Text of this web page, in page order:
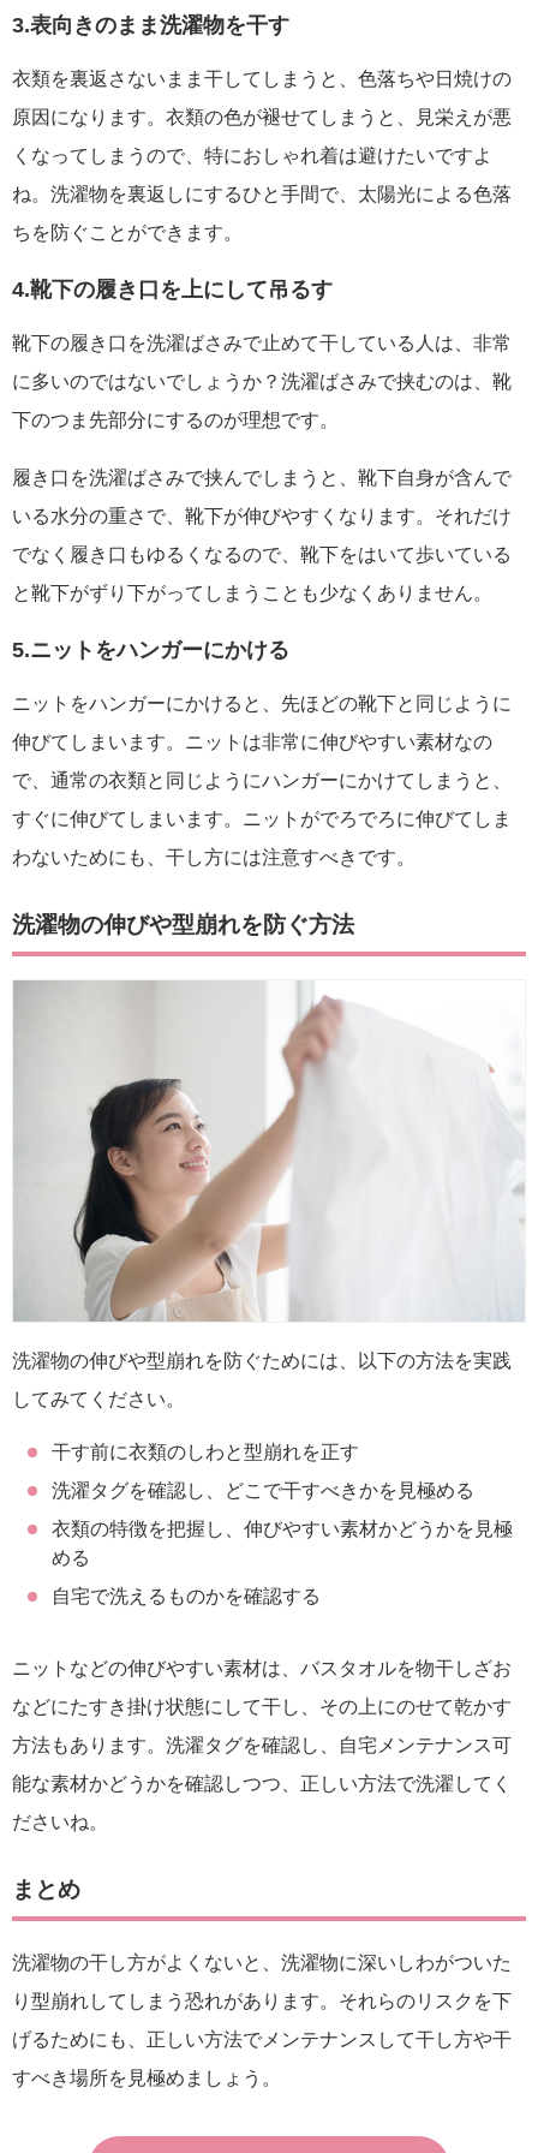
3.表向きのまま洗濯物を干す
衣類を裏返さないまま干してしまうと、色落ちや日焼けの
原因になります。衣類の色が褪せてしまうと、見栄えが悪
くなってしまうので、特におしゃれ着は避けたいですよ
ね。洗濯物を裏返しにするひと手間で、太陽光による色落
ちを防ぐことができます。
4.靴下の履き口を上にして吊るす
靴下の履き口を洗濯ばさみで止めて干している人は、非常
に多いのではないでしょうか？洗濯ばさみで挟むのは、靴
下のつま先部分にするのが理想です。
履き口を洗濯ばさみで挟んでしまうと、靴下自身が含んで
いる水分の重さで、靴下が伸びやすくなります。それだけ
でなく履き口もゆるくなるので、靴下をはいて歩いている
と靴下がずり下がってしまうことも少なくありません。
5.ニットをハンガーにかける
ニットをハンガーにかけると、先ほどの靴下と同じように
伸びてしまいます。ニットは非常に伸びやすい素材なの
で、通常の衣類と同じようにハンガーにかけてしまうと、
すぐに伸びてしまいます。ニットがでろでろに伸びてしま
わないためにも、干し方には注意すべきです。
洗濯物の伸びや型崩れを防ぐ方法
洗濯物の伸びや型崩れを防ぐためには、以下の方法を実践
してみてください。
干す前に衣類のしわと型崩れを正す
洗濯タグを確認し、どこで干すべきかを見極める
衣類の特徴を把握し、伸びやすい素材かどうかを見極
める
自宅で洗えるものかを確認する
ニットなどの伸びやすい素材は、バスタオルを物干しざお
などにたすき掛け状態にして干し、その上にのせて乾かす
方法もあります。洗濯タグを確認し、自宅メンテナンス可
能な素材かどうかを確認しつつ、正しい方法で洗濯してく
ださいね。
まとめ
洗濯物の干し方がよくないと、洗濯物に深いしわがついた
り型崩れしてしまう恐れがあります。それらのリスクを下
げるためにも、正しい方法でメンテナンスして干し方や干
すべき場所を見極めましょう。